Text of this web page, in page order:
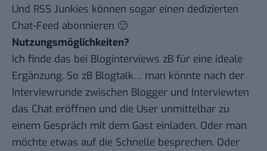
Und RSS Junkies können sogar einen dedizierten
Chat-Feed abonnieren 🙂
Nutzungsmöglichkeiten?
Ich finde das bei Bloginterviews zB für eine ideale
Ergänzung. So zB Blogtalk… man könnte nach der
Interviewrunde zwischen Blogger und Interviewten
das Chat eröffnen und die User unmittelbar zu
einem Gespräch mit dem Gast einladen. Oder man
möchte etwas auf die Schnelle besprechen. Oder